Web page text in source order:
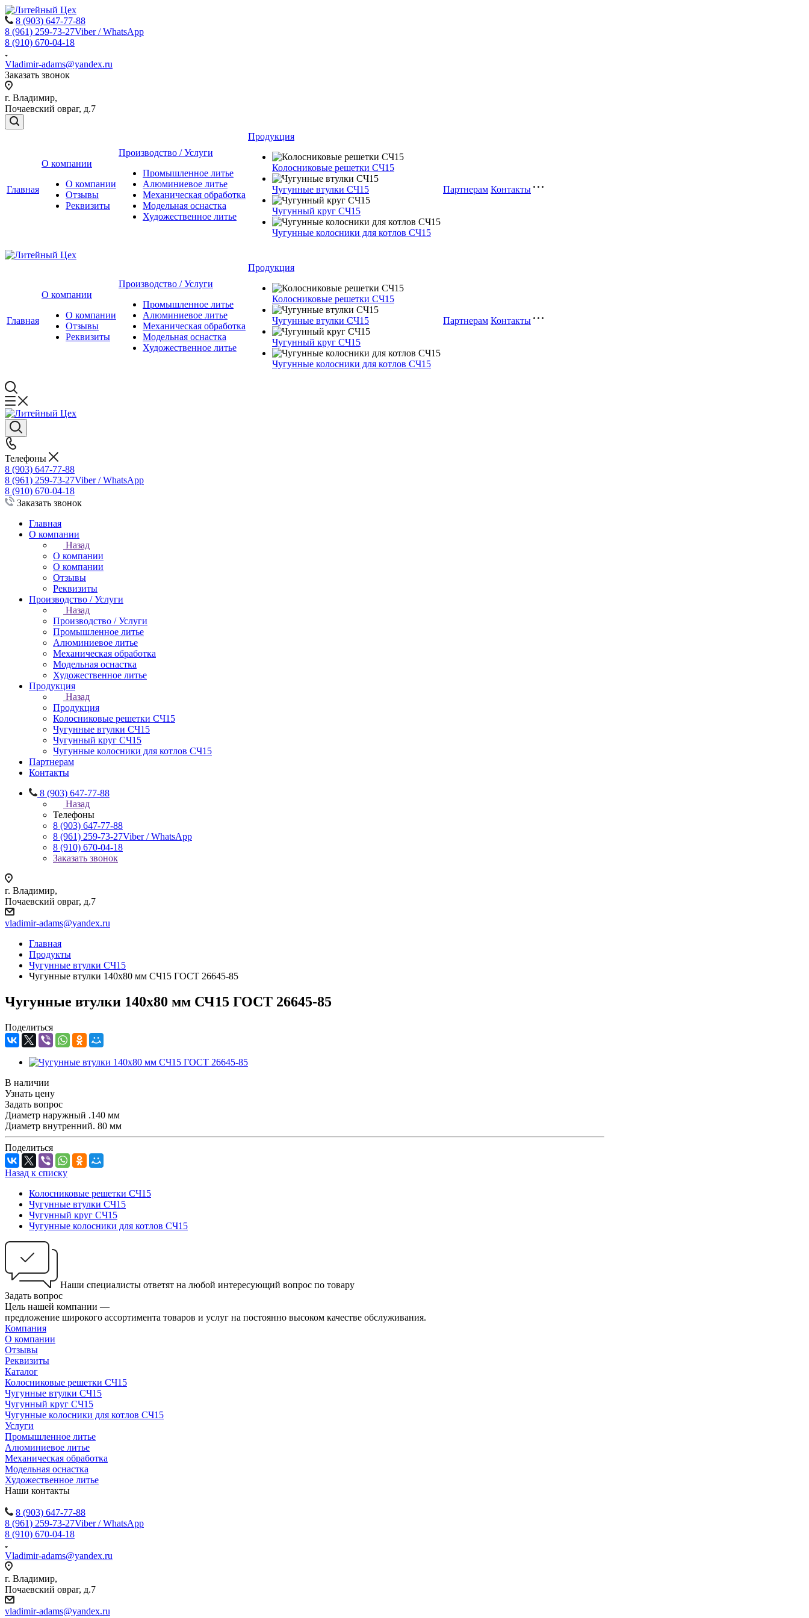
8 (903) 647-77-88
8 (961) 259-73-27Viber / WhatsApp
8 (910) 670-04-18
Vladimir-adams@yandex.ru
Заказать звонок
г. Владимир,
Почаевский овраг, д.7
Главная
О компании
О компании
Отзывы
Реквизиты
Производство / Услуги
Промышленное литье
Алюминиевое литье
Механическая обработка
Модельная оснастка
Художественное литье
Продукция
Колосниковые решетки СЧ15
Чугунные втулки СЧ15
Чугунный круг СЧ15
Чугунные колосники для котлов СЧ15
Партнерам Контакты
Главная
О компании
О компании
Отзывы
Реквизиты
Производство / Услуги
Промышленное литье
Алюминиевое литье
Механическая обработка
Модельная оснастка
Художественное литье
Продукция
Колосниковые решетки СЧ15
Чугунные втулки СЧ15
Чугунный круг СЧ15
Чугунные колосники для котлов СЧ15
Партнерам Контакты
Телефоны
8 (903) 647-77-88
8 (961) 259-73-27Viber / WhatsApp
8 (910) 670-04-18
Заказать звонок
Главная
О компании
Назад
О компании
О компании
Отзывы
Реквизиты
Производство / Услуги
Назад
Производство / Услуги
Промышленное литье
Алюминиевое литье
Механическая обработка
Модельная оснастка
Художественное литье
Продукция
Назад
Продукция
Колосниковые решетки СЧ15
Чугунные втулки СЧ15
Чугунный круг СЧ15
Чугунные колосники для котлов СЧ15
Партнерам
Контакты
8 (903) 647-77-88
Назад
Телефоны
8 (903) 647-77-88
8 (961) 259-73-27Viber / WhatsApp
8 (910) 670-04-18
Заказать звонок
г. Владимир,
Почаевский овраг, д.7
vladimir-adams@yandex.ru
Главная
Продукты
Чугунные втулки СЧ15
Чугунные втулки 140х80 мм СЧ15 ГОСТ 26645-85
Чугунные втулки 140х80 мм СЧ15 ГОСТ 26645-85
Поделиться
В наличии
Узнать цену
Задать вопрос
Диаметр наружный .140 мм
Диаметр внутренний. 80 мм
Поделиться
Назад к списку
Колосниковые решетки СЧ15
Чугунные втулки СЧ15
Чугунный круг СЧ15
Чугунные колосники для котлов СЧ15
Наши специалисты ответят на любой интересующий вопрос по товару
Задать вопрос
Цель нашей компании —
предложение широкого ассортимента товаров и услуг на постоянно высоком качестве обслуживания.
Компания
О компании
Отзывы
Реквизиты
Каталог
Колосниковые решетки СЧ15
Чугунные втулки СЧ15
Чугунный круг СЧ15
Чугунные колосники для котлов СЧ15
Услуги
Промышленное литье
Алюминиевое литье
Механическая обработка
Модельная оснастка
Художественное литье
Наши контакты
8 (903) 647-77-88
8 (961) 259-73-27Viber / WhatsApp
8 (910) 670-04-18
Vladimir-adams@yandex.ru
г. Владимир,
Почаевский овраг, д.7
vladimir-adams@yandex.ru